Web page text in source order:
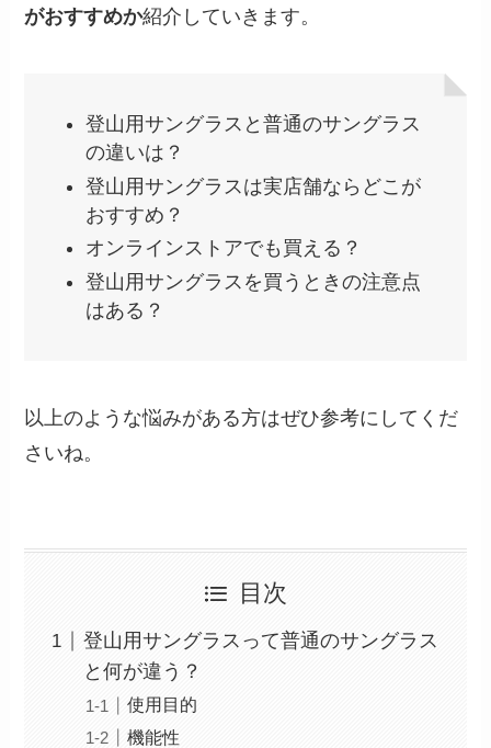
がおすすめか紹介していきます。
登山用サングラスと普通のサングラス
の違いは？
登山用サングラスは実店舗ならどこが
おすすめ？
オンラインストアでも買える？
登山用サングラスを買うときの注意点
はある？
以上のような悩みがある方はぜひ参考にしてくだ
さいね。
目次
登山用サングラスって普通のサングラス
と何が違う？
使用目的
機能性